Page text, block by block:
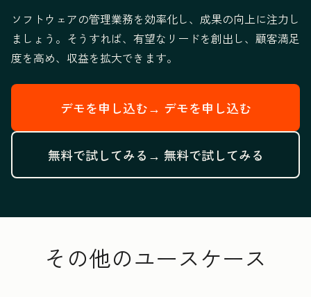
ソフトウェアの管理業務を効率化し、成果の向上に注力し
ましょう。そうすれば、有望なリードを創出し、顧客満足
度を高め、収益を拡大できます。
デモを申し込む→ デモを申し込む
無料で試してみる→ 無料で試してみる
その他のユースケース